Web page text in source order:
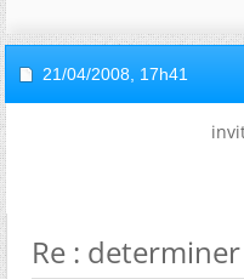
21/04/2008, 17h41
Re :